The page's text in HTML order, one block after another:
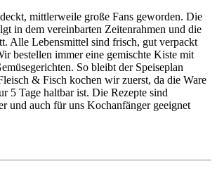
mittlerweile große Fans geworden. Die
in dem vereinbarten Zeitenrahmen und die
Alle Lebensmittel sind frisch, gut verpackt
bestellen immer eine gemischte Kiste mit
So bleibt der Speiseplan
& Fisch kochen wir zuerst, da die Ware
5 Tage haltbar ist. Die Rezepte sind
und auch für uns Kochanfänger geeignet